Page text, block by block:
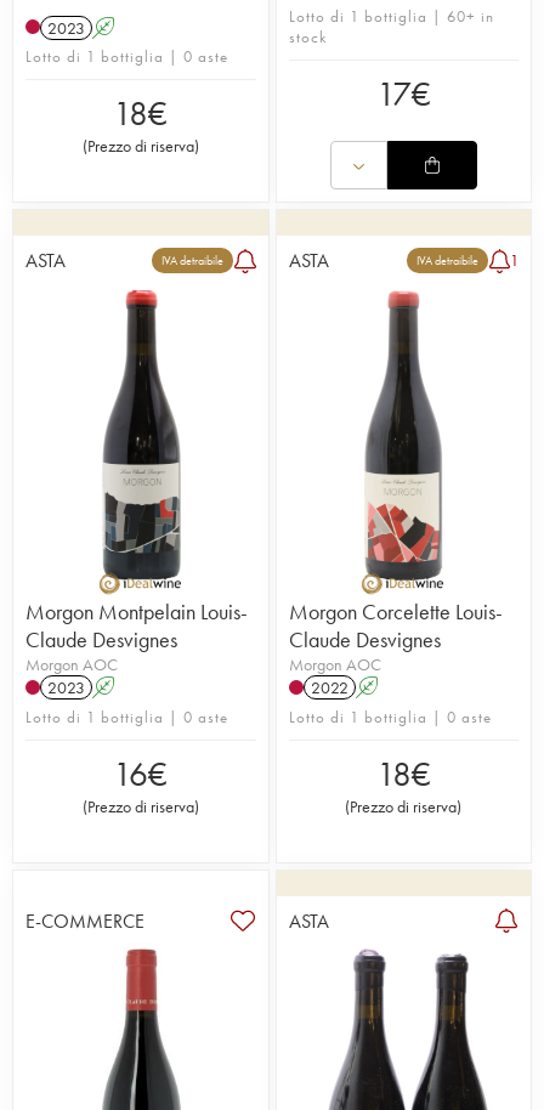
2023 A
Lotto di 1 bottiglia | 0 aste
18€
(Prezzo di riserva)
Lotto di 1 bottiglia | 60+ in
stock
17€
ASTA IVA detraibile
Morgon Montpelain Louis-
Claude Desvignes
Morgon AOC
2023 A
Lotto di 1 bottiglia | 0 aste
16€
(Prezzo di riserva)
ASTA IVA detraibile 1
Morgon Corcelette Louis-
Claude Desvignes
Morgon AOC
2022 A
Lotto di 1 bottiglia | 0 aste
18€
(Prezzo di riserva)
E-COMMERCE ASTA